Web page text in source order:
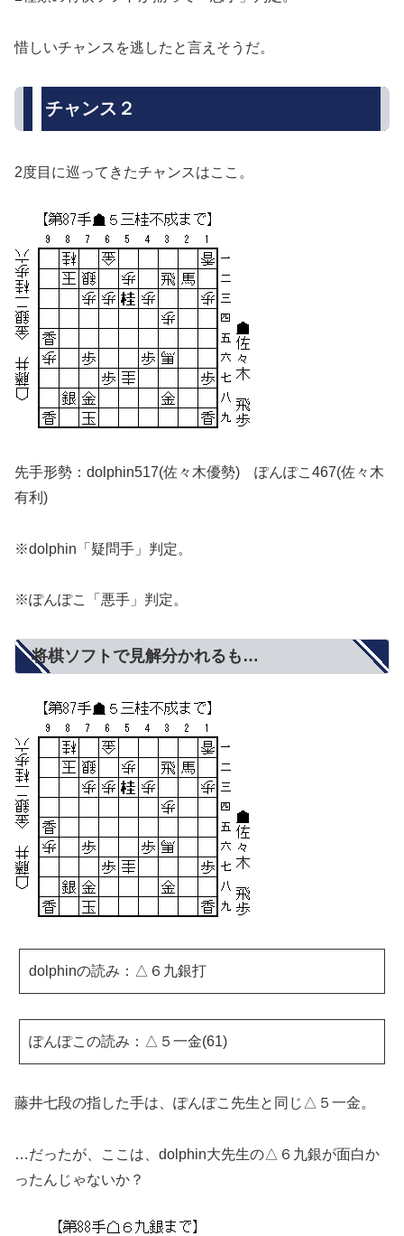
惜しいチャンスを逃したと言えそうだ。
チャンス２
2度目に巡ってきたチャンスはここ。
先手形勢：dolphin517(佐々木優勢) ぽんぽこ467(佐々木
有利)
※dolphin「疑問手」判定。
※ぽんぽこ「悪手」判定。
将棋ソフトで見解分かれるも…
dolphinの読み：△６九銀打
ぽんぽこの読み：△５一金(61)
藤井七段の指した手は、ぽんぽこ先生と同じ△５一金。
…だったが、ここは、dolphin大先生の△６九銀が面白か
ったんじゃないか？